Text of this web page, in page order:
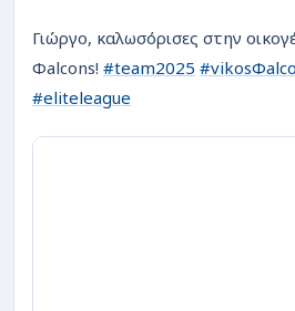
Γιώργο, καλωσόρισες στην
Φalcons! #team2025
#eliteleague